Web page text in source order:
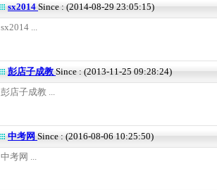
sx2014 Since : (2014-08-29 23:05:15)
sx2014 ...
彭店子成教 Since : (2013-11-25 09:28:24)
彭店子成教 ...
中考网 Since : (2016-08-06 10:25:50)
中考网 ...